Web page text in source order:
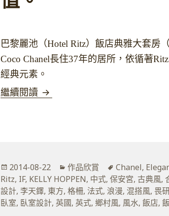
巴黎麗池（Hotel Ritz）飯店典雅大套房
Coco Chanel長住37年的居所，依循著
經典元素。
繼續閱讀 雍容，是設計價值給人們的自
發
佈
於
2014-08-22
分
類
作品欣賞
標
籤
Chanel,
Ritz, IF, KELLY HOPPEN, 中式,保安宮, 古典風,
設計, 李天鐸, 東方,格柵, 法式, 浪漫, 混搭風, 畏
臥室, 臥室設計,英國,英式,鄉村風, 風水,飯店,